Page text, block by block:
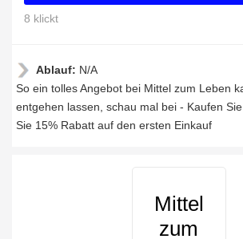
8 klickt
Ablauf: N/A
So ein tolles Angebot bei Mittel zum Leben
entgehen lassen, schau mal bei - Kaufen
Sie 15% Rabatt auf den ersten Einkauf
Mittel
zum